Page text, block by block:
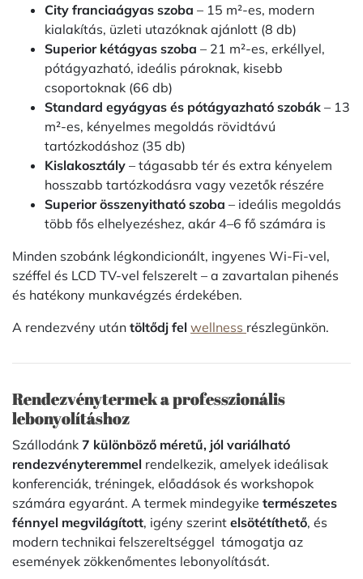
City franciaágyas szoba – 15 m²-es, modern
kialakítás, üzleti utazóknak ajánlott (8 db)
Superior kétágyas szoba – 21 m²-es, erkéllyel,
pótágyazható, ideális pároknak, kisebb
csoportoknak (66 db)
Standard egyágyas és pótágyazható szobák – 13
m²-es, kényelmes megoldás rövidtávú
tartózkodáshoz (35 db)
Kislakosztály – tágasabb tér és extra kényelem
hosszabb tartózkodásra vagy vezetők részére
Superior összenyitható szoba – ideális megoldás
több fős elhelyezéshez, akár 4–6 fő számára is
Minden szobánk légkondicionált, ingyenes Wi-Fi-vel,
széffel és LCD TV-vel felszerelt – a zavartalan pihenés
és hatékony munkavégzés érdekében.
A rendezvény után töltődj fel wellness részlegünkön.
Rendezvénytermek a professzionális
lebonyolításhoz
Szállodánk 7 különböző méretű, jól variálható
rendezvényteremmel rendelkezik, amelyek ideálisak
konferenciák, tréningek, előadások és workshopok
számára egyaránt. A termek mindegyike természetes
fénnyel megvilágított, igény szerint elsötétíthető, és
modern technikai felszereltséggel támogatja az
események zökkenőmentes lebonyolítását.